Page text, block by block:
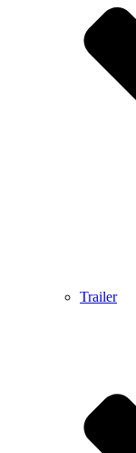
Trailer